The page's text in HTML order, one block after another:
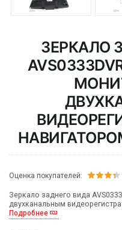
ЗЕРКАЛО
Оценка покупателей:
Зеркало заднего вида
двухканальным
Подробнее